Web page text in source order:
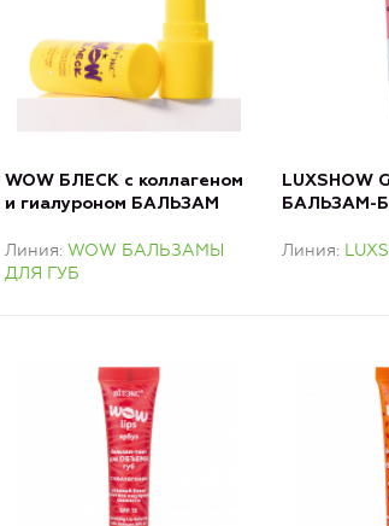
WOW БЛЕСК с коллагеном
и гиалуроном БАЛЬЗАМ
Линия WOW БАЛЬЗАМЫ
ДЛЯ ГУБ
LUXSHOW
БАЛЬЗАМ-
Нежно-
Линия